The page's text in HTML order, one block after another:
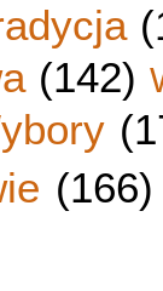
(142)
(166)